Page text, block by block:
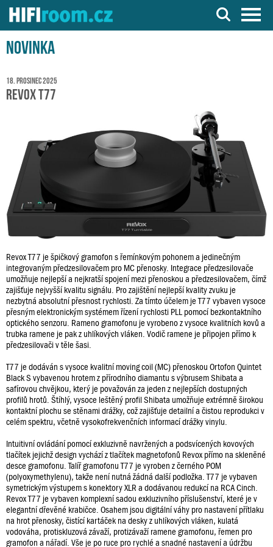
Server o Hi-Fi a AV technice
Novinka
18. prosinec 2025
Revox T77
Revox T77 je špičkový gramofon s řemínkovým pohonem a jedinečným
integrovaným předzesilovačem pro MC přenosky. Integrace předzesilovače
umožňuje nejlepší a nejkratší spojení mezi přenoskou a předzesilovačem, čímž
zajišťuje nejvyšší kvalitu signálu. Pro zajištění nejlepší kvality zvuku je
nezbytná absolutní přesnost rychlosti. Za tímto účelem je T77 vybaven vysoce
přesným elektronickým systémem řízení rychlosti PLL pomocí bezkontaktního
optického senzoru. Rameno gramofonu je vyrobeno z vysoce kvalitních kovů a
trubka ramene je pak z uhlíkových vláken. Vodič ramene je připojen přímo k
předzesilovači v těle šasi.
T77 je dodáván s vysoce kvalitní moving coil (MC) přenoskou Ortofon Quintet
Black S vybavenou hrotem z přírodního diamantu s výbrusem Shibata a
safírovou chvějkou, který je považován za jeden z nejlepších dostupných
profilů hrotů. Štíhlý, vysoce leštěný profil Shibata umožňuje extrémně širokou
kontaktní plochu se stěnami drážky, což zajišťuje detailní a čistou reprodukci v
celém spektru, včetně vysokofrekvenčních informací drážky vinylu.
Intuitivní ovládání pomocí exkluzivně navržených a podsvícených kovových
tlačítek jejichž design vychází z tlačítek magnetofonů Revox přímo na skleněné
desce gramofonu. Talíř gramofonu T77 je vyroben z černého POM
(polyoxymethylenu), takže není nutná žádná další podložka. T77 je vybaven
symetrickým výstupem s konektory XLR a dodávanou redukcí na RCA Cinch.
Revox T77 je vybaven komplexní sadou exkluzivního příslušenství, které je v
elegantní dřevěné krabičce. Osahem jsou digitální váhy pro nastavení přítlaku
na hrot přenosky, čistící kartáček na desky z uhlíkových vláken, kulatá
vodováha, protiskluzová závaží, protizávaží ramene gramofonu, řemen pro
gramofon a nářadí. Vše je po ruce pro rychlé a snadné nastavení a údržbu